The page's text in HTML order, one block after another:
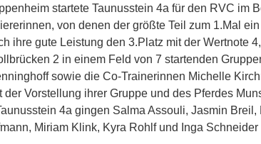
startete Taunusstein 4a für den RVC im
von denen der größte Teil zum 1.Mal
ihre gute Leistung den 3.Platz mit der Wertnote
2 in einem Feld von 7 startenden
sowie die Co-Trainerinnen Michelle
der Vorstellung ihrer Gruppe und des Pferdes
4a gingen Salma Assouli, Jasmin Breil,
Miriam Klink, Kyra Rohlf und Inga Schneider